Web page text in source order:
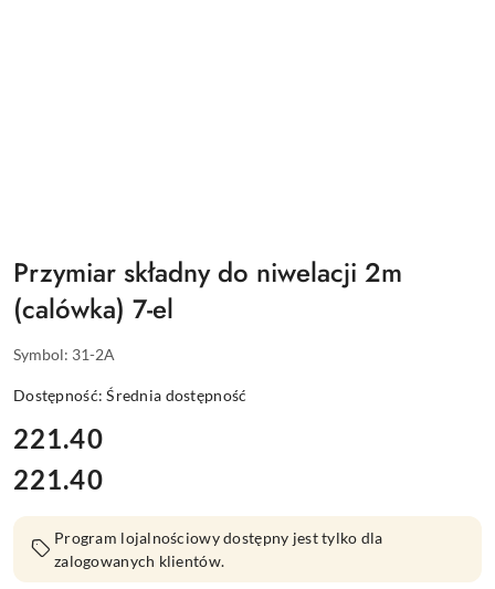
Przymiar składny do niwelacji 2m
(calówka) 7-el
Symbol: 31-2A
Dostępność:Średnia dostępność
cena:
221.40
Cena:
221.40
Program lojalnościowy dostępny jest tylko dla
zalogowanych klientów.